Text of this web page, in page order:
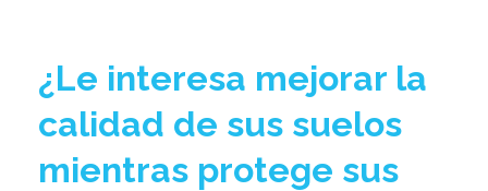
¿Le interesa mejorar la
calidad de sus suelos
mientras protege sus